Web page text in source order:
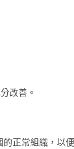
改善。
的正常組織，以便